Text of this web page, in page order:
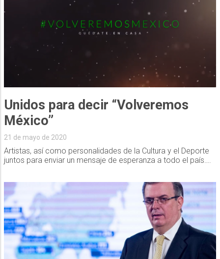
Unidos para decir “Volveremos
México”
21 de mayo de 2020
Artistas, así como personalidades de la Cultura y el Deporte
juntos para enviar un mensaje de esperanza a todo el país….